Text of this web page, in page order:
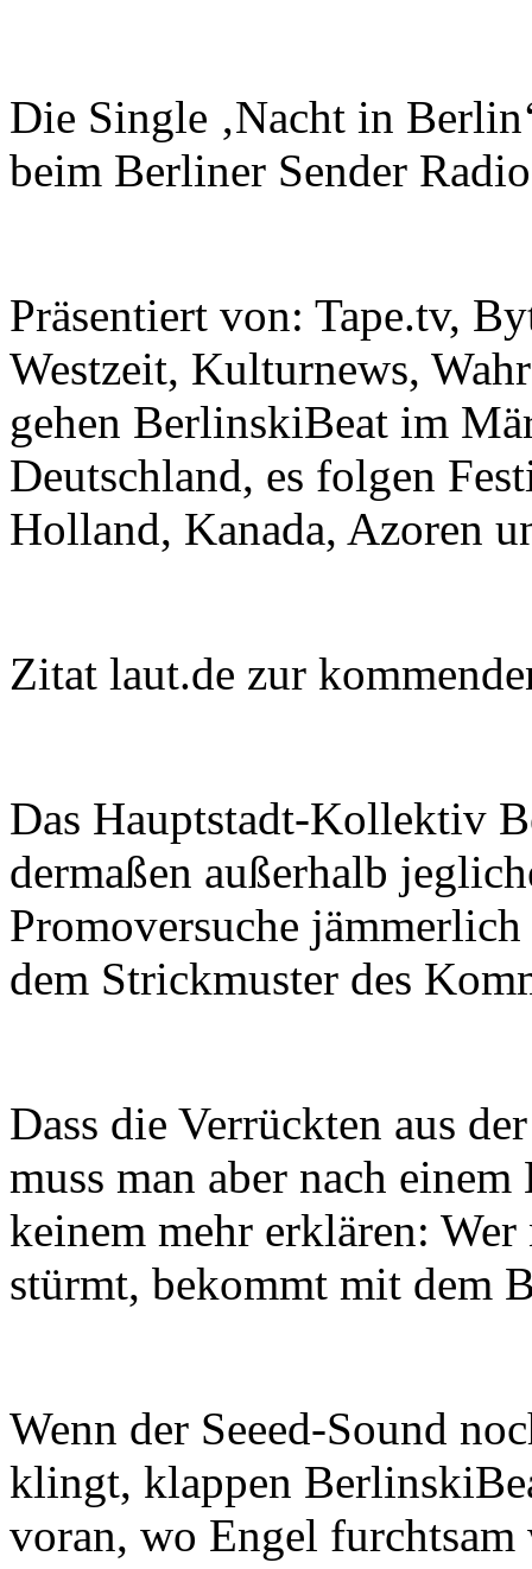
Die Single ‚Nacht in
beim Berliner Sender
Präsentiert von: Tape.tv,
Westzeit, Kulturnews,
gehen BerlinskiBeat im
Deutschland, es folgen
Holland, Kanada, Azoren
Zitat laut.de zur
Das Hauptstadt-Kollektiv
dermaßen außerhalb
Promoversuche
dem Strickmuster des
Dass die Verrückten aus
muss man aber nach
keinem mehr erklären:
stürmt, bekommt mit dem
Wenn der Seeed-Sound
klingt, klappen
voran, wo Engel